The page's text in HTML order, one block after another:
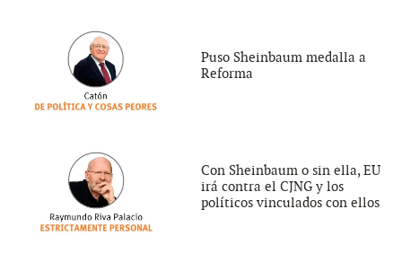
Puso Sheinbaum medalla a
Reforma
Con Sheinbaum o sin ella, EU
irá contra el CJNG y los
políticos vinculados con ellos